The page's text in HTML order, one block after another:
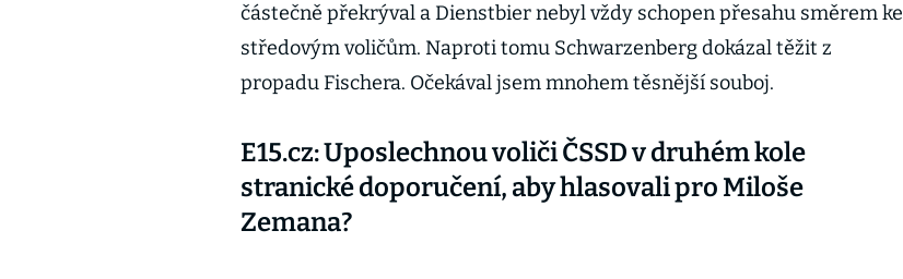
částečně překrýval a Dienstbier nebyl vždy schopen přesahu směrem ke
středovým voličům. Naproti tomu Schwarzenberg dokázal těžit z
propadu Fischera. Očekával jsem mnohem těsnější souboj.
E15.cz: Uposlechnou voliči ČSSD v druhém kole
stranické doporučení, aby hlasovali pro Miloše
Zemana?